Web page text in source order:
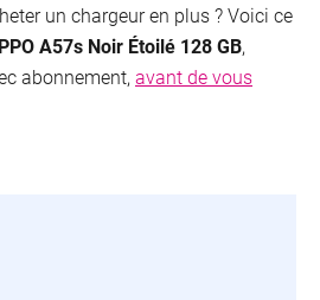
un chargeur en plus ? Voici ce
A57s Noir Étoilé 128 GB,
abonnement, avant de vous